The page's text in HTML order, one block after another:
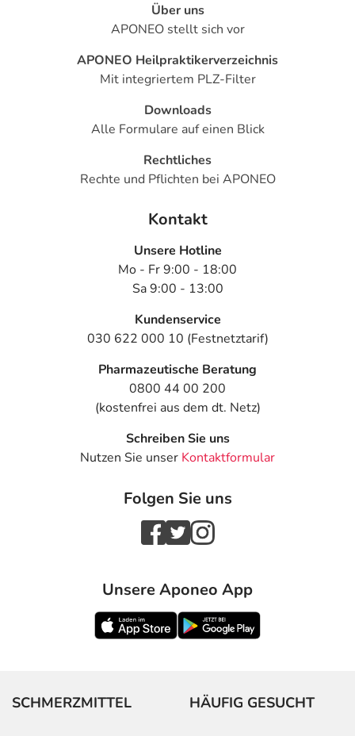
Über uns
APONEO stellt sich vor
APONEO Heilpraktikerverzeichnis
Mit integriertem PLZ-Filter
Downloads
Alle Formulare auf einen Blick
Rechtliches
Rechte und Pflichten bei APONEO
Kontakt
Unsere Hotline
Mo - Fr 9:00 - 18:00
Sa 9:00 - 13:00
Kundenservice
030 622 000 10 (Festnetztarif)
Pharmazeutische Beratung
0800 44 00 200
(kostenfrei aus dem dt. Netz)
Schreiben Sie uns
Nutzen Sie unser Kontaktformular
Folgen Sie uns
Unsere Aponeo App
SCHMERZMITTEL HÄUFIG GESUCHT